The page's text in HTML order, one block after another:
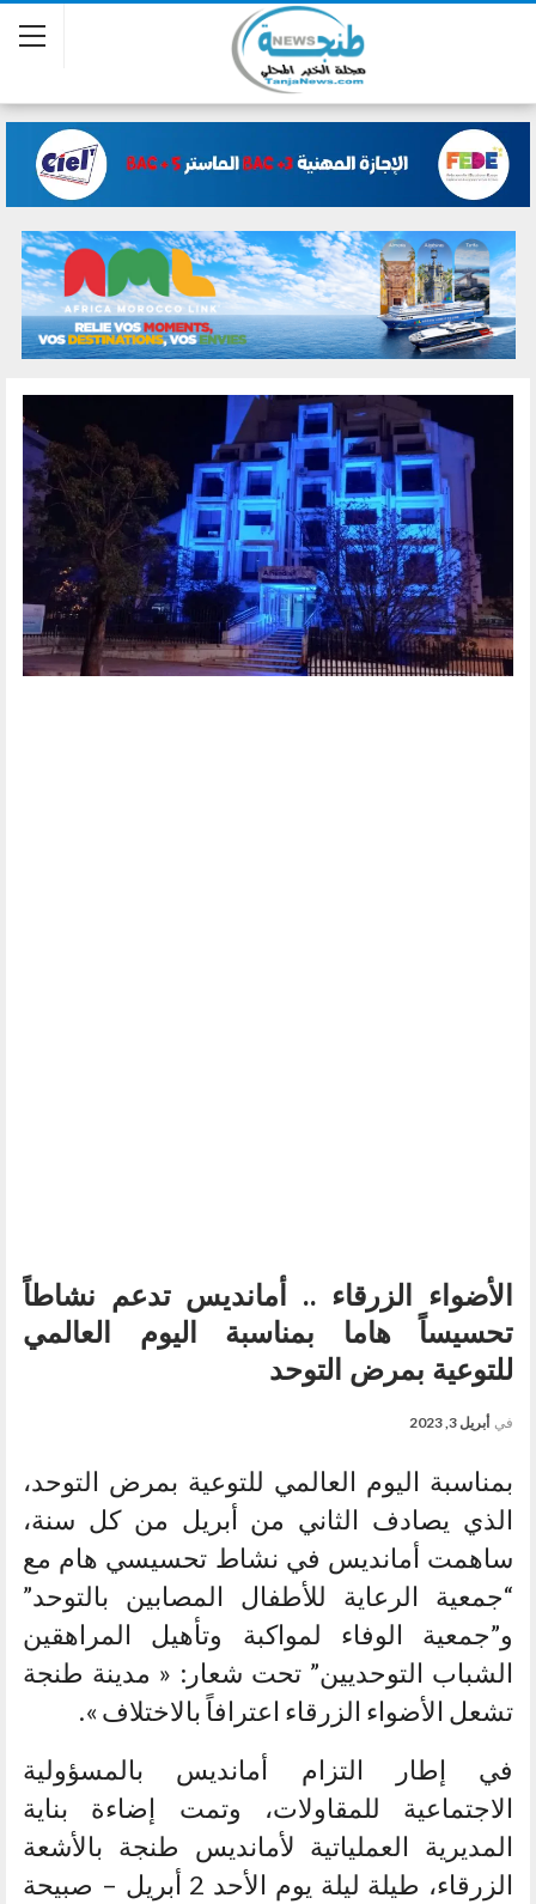
الأضواء الزرقاء .. أمانديس تدعم نشاطاً
تحسيساً هاما بمناسبة اليوم العالمي
للتوعية بمرض التوحد
في أبريل 3, 2023
بمناسبة اليوم العالمي للتوعية بمرض التوحد،
الذي يصادف الثاني من أبريل من كل سنة،
ساهمت أمانديس في نشاط تحسيسي هام مع
“جمعية الرعاية للأطفال المصابين بالتوحد”
و”جمعية الوفاء لمواكبة وتأهيل المراهقين
الشباب التوحديين” تحت شعار: « مدينة طنجة
تشعل الأضواء الزرقاء اعترافاً بالاختلاف ».
في إطار التزام أمانديس بالمسؤولية
الاجتماعية للمقاولات، وتمت إضاءة بناية
المديرية العملياتية لأمانديس طنجة بالأشعة
الزرقاء، طيلة ليلة يوم الأحد 2 أبريل – صبيحة